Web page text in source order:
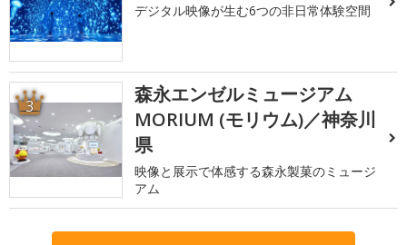
デジタル映像が生む6つの非日常体験空間
3
森永エンゼルミュージアム
MORIUM (モリウム)／神奈川
県
映像と展示で体感する森永製菓のミュージ
アム